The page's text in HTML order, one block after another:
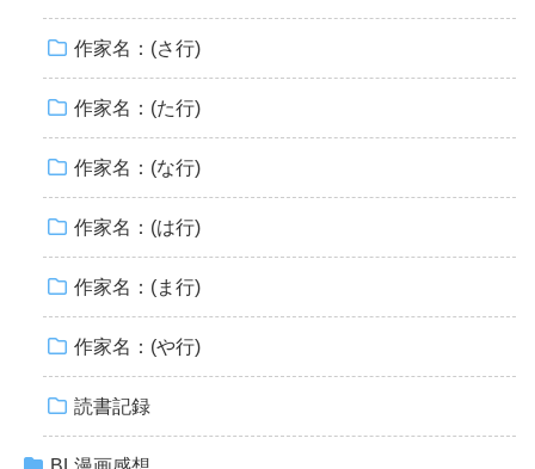
作家名：(さ行)
作家名：(た行)
作家名：(な行)
作家名：(は行)
作家名：(ま行)
作家名：(や行)
読書記録